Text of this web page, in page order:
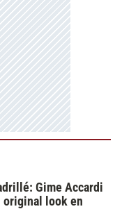
Gime Accardi
original look en